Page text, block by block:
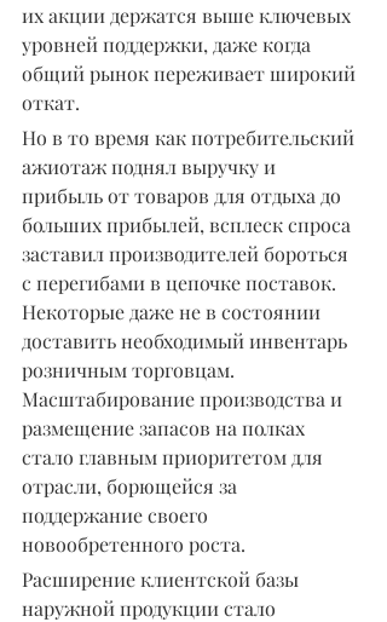
их акции держатся выше ключевых
уровней поддержки, даже когда
общий рынок переживает широкий
откат.
Но в то время как потребительский
ажиотаж поднял выручку и
прибыль от товаров для отдыха до
больших прибылей, всплеск спроса
заставил производителей бороться
с перегибами в цепочке поставок.
Некоторые даже не в состоянии
доставить необходимый инвентарь
розничным торговцам.
Масштабирование производства и
размещение запасов на полках
стало главным приоритетом для
отрасли, борющейся за
поддержание своего
новообретенного роста.
Расширение клиентской базы
наружной продукции стало